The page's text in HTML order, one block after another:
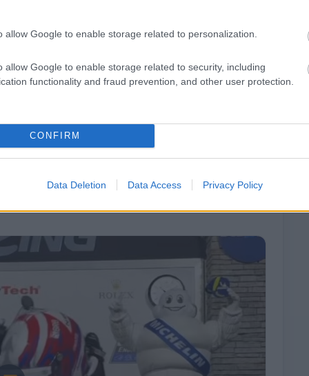
allow Google to enable storage related to personalization.
allow Google to enable storage related to security, including
functionality and fraud prevention, and other user protection.
CONFIRM
Data Deletion Data Access Privacy Policy